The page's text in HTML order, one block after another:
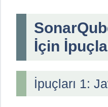
İçin
İpuçları 1: